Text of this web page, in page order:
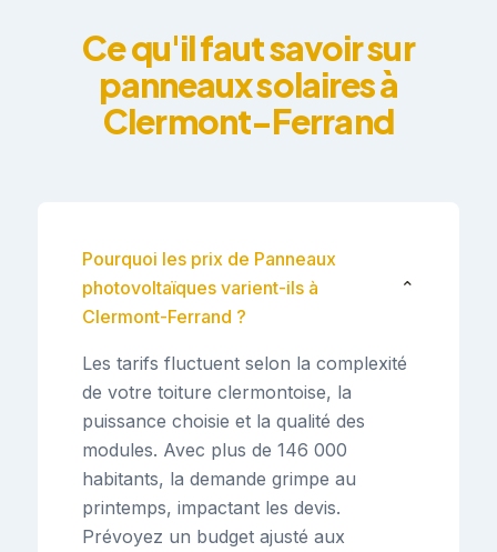
Ce qu'il faut savoir sur
panneaux solaires à
Clermont-Ferrand
Pourquoi les prix de Panneaux
photovoltaïques varient-ils à
Clermont-Ferrand ?
⌄
Les tarifs fluctuent selon la complexité
de votre toiture clermontoise, la
puissance choisie et la qualité des
modules. Avec plus de 146 000
habitants, la demande grimpe au
printemps, impactant les devis.
Prévoyez un budget ajusté aux